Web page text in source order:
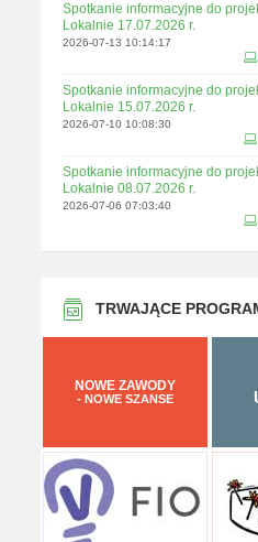
Spotkanie informacyjne do
Lokalnie 17.07.2026 r.
2026-07-13 10:14:17
Spotkanie informacyjne do
Lokalnie 15.07.2026 r.
2026-07-10 10:08:30
Spotkanie informacyjne do
Lokalnie 08.07.2026 r.
2026-07-06 07:03:40
TRWAJĄCE
NOWE ZAWODY
- NOWE SZANSE